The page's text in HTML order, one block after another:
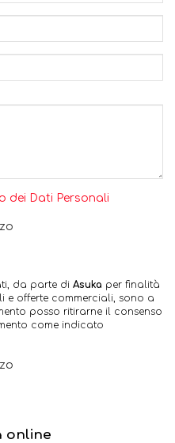
dei Dati Personali
da parte di Asuka per finalità
posso ritirarne il consenso
online